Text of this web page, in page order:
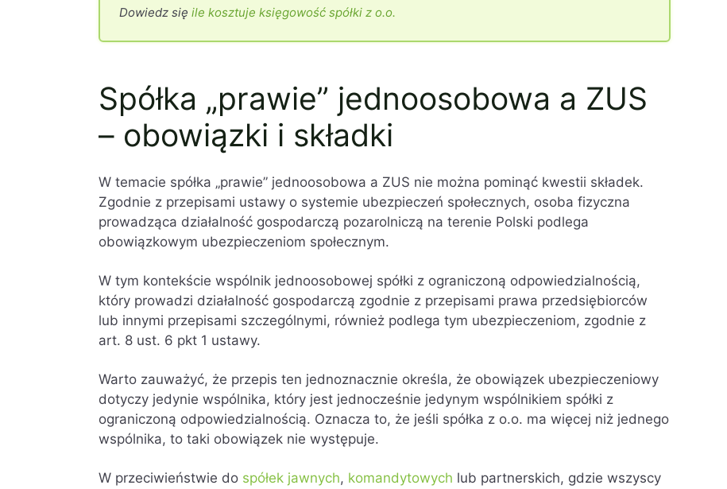
Dowiedz się ile kosztuje księgowość spółki z o.o.
Spółka „prawie” jednoosobowa a ZUS
– obowiązki i składki
W temacie spółka „prawie” jednoosobowa a ZUS nie można pominąć kwestii składek.
Zgodnie z przepisami ustawy o systemie ubezpieczeń społecznych, osoba fizyczna
prowadząca działalność gospodarczą pozarolniczą na terenie Polski podlega
obowiązkowym ubezpieczeniom społecznym.
W tym kontekście wspólnik jednoosobowej spółki z ograniczoną odpowiedzialnością,
który prowadzi działalność gospodarczą zgodnie z przepisami prawa przedsiębiorców
lub innymi przepisami szczególnymi, również podlega tym ubezpieczeniom, zgodnie z
art. 8 ust. 6 pkt 1 ustawy.
Warto zauważyć, że przepis ten jednoznacznie określa, że obowiązek ubezpieczeniowy
dotyczy jedynie wspólnika, który jest jednocześnie jedynym wspólnikiem spółki z
ograniczoną odpowiedzialnością. Oznacza to, że jeśli spółka z o.o. ma więcej niż jednego
wspólnika, to taki obowiązek nie występuje.
W przeciwieństwie do spółek jawnych, komandytowych lub partnerskich, gdzie wszyscy